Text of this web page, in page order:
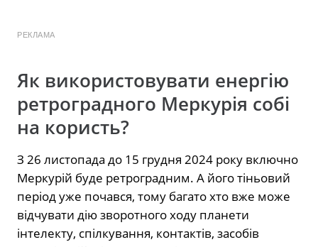
РЕКЛАМА
Як використовувати енергію
ретроградного Меркурія собі
на користь?
З 26 листопада до 15 грудня 2024 року включно
Меркурій буде ретроградним. А його тіньовий
період уже почався, тому багато хто вже може
відчувати дію зворотного ходу планети
інтелекту, спілкування, контактів, засобів